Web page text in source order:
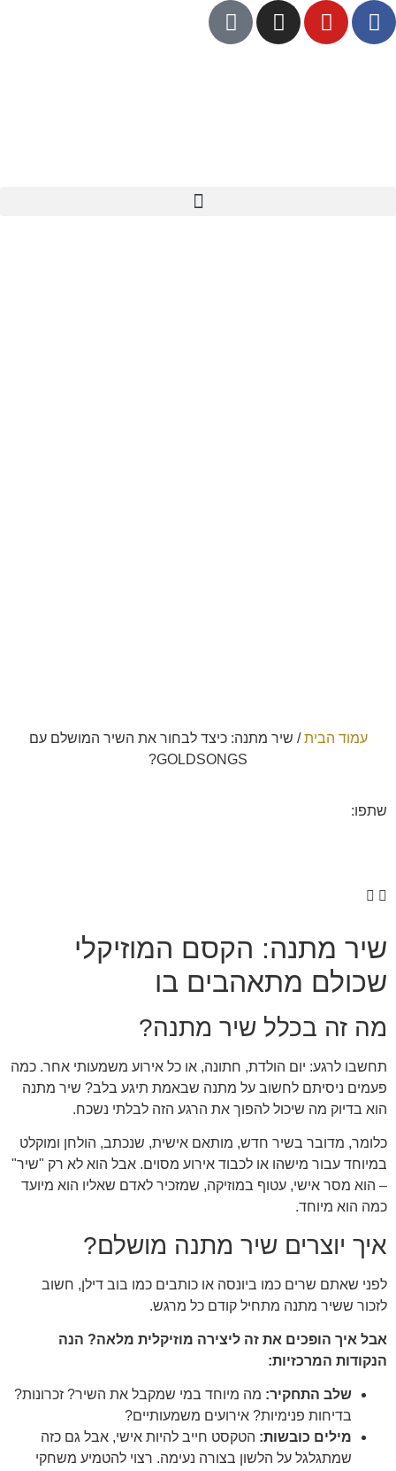
עמוד הבית/ שיר מתנה: כיצד לבחור את השיר המושלם עם
GOLDSONGS?
שתפו:
שיר מתנה: הקסם המוזיקלי
שכולם מתאהבים בו
מה זה בכלל שיר מתנה?
תחשבו לרגע: יום הולדת, חתונה, או כל אירוע משמעותי אחר. כמה
פעמים ניסיתם לחשוב על מתנה שבאמת תיגע בלב? שיר מתנה
הוא בדיוק מה שיכול להפוך את הרגע הזה לבלתי נשכח.
כלומר, מדובר בשיר חדש, מותאם אישית, שנכתב, הולחן ומוקלט
במיוחד עבור מישהו או לכבוד אירוע מסוים. אבל הוא לא רק "שיר"
– הוא מסר אישי, עטוף במוזיקה, שמזכיר לאדם שאליו הוא מיועד
כמה הוא מיוחד.
איך יוצרים שיר מתנה מושלם?
לפני שאתם שרים כמו ביונסה או כותבים כמו בוב דילן, חשוב
לזכור ששיר מתנה מתחיל קודם כל מרגש.
אבל איך הופכים את זה ליצירה מוזיקלית מלאה? הנה
הנקודות המרכזיות:
שלב התחקיר: מה מיוחד במי שמקבל את השיר? זכרונות?
בדיחות פנימיות? אירועים משמעותיים?
מילים כובשות: הטקסט חייב להיות אישי, אבל גם כזה
שמתגלגל על הלשון בצורה נעימה. רצוי להטמיע משחקי